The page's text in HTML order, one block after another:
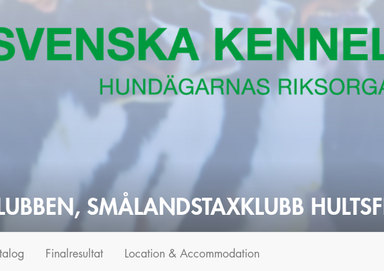
SMÅLANDSTAXKLUBB
Finalresultat Location & Accommodation